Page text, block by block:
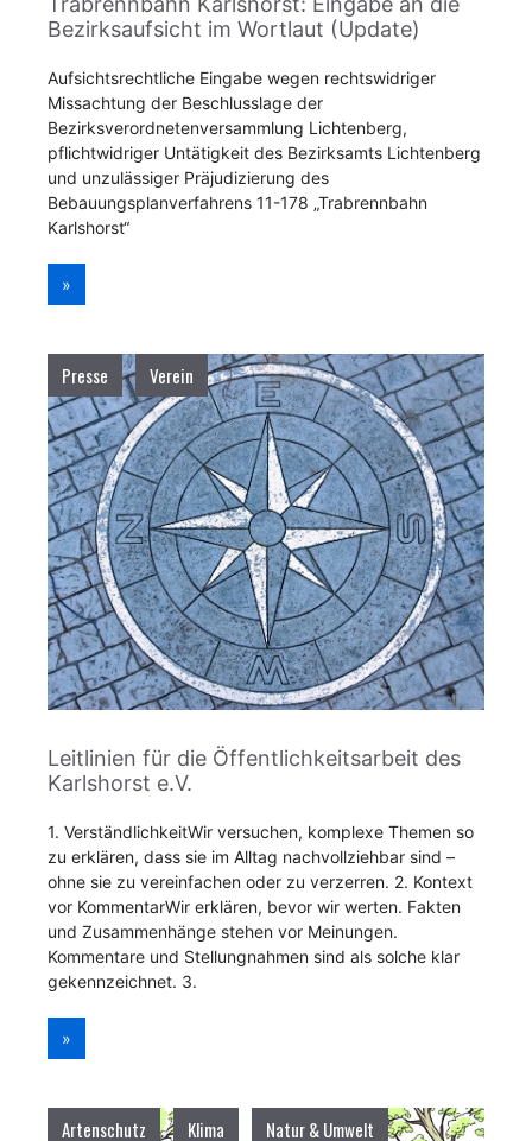
Bezirksaufsicht im Wortlaut (Update)
Aufsichtsrechtliche Eingabe wegen rechtswidriger
Missachtung der Beschlusslage der
Bezirksverordnetenversammlung Lichtenberg,
pflichtwidriger Untätigkeit des Bezirksamts Lichtenberg
und unzulässiger Präjudizierung des
Bebauungsplanverfahrens 11-178 „Trabrennbahn
Karlshorst“
»
Presse Verein
Leitlinien für die Öffentlichkeitsarbeit des
Karlshorst e.V.
1. VerständlichkeitWir versuchen, komplexe Themen so
zu erklären, dass sie im Alltag nachvollziehbar sind –
ohne sie zu vereinfachen oder zu verzerren. 2. Kontext
vor KommentarWir erklären, bevor wir werten. Fakten
und Zusammenhänge stehen vor Meinungen.
Kommentare und Stellungnahmen sind als solche klar
gekennzeichnet. 3.
»
Artenschutz Klima
Natur & Umwelt